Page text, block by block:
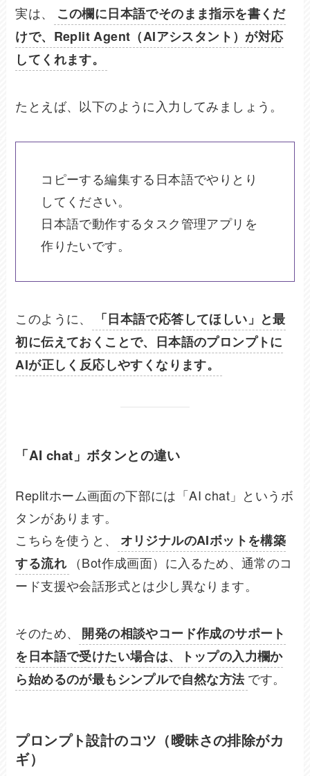
実は、
この欄に日本語でそのまま指示を書くだ
けで、Replit Agent（AIアシスタント）が対応
してくれます。
たとえば、以下のように入力してみましょう。
コピーする編集する日本語でやりとり
してください。
日本語で動作するタスク管理アプリを
作りたいです。
このように、
「日本語で応答してほしい」と最
初に伝えておくことで、日本語のプロンプトに
AIが正しく反応しやすくなります。
「AI chat」ボタンとの違い
Replitホーム画面の下部には「AI chat」というボ
タンがあります。
こちらを使うと、
オリジナルのAIボットを構築
する流れ （Bot作成画面）に入るため、通常のコ
ード支援や会話形式とは少し異なります。
そのため、
開発の相談やコード作成のサポート
を日本語で受けたい場合は、トップの入力欄か
ら始めるのが最もシンプルで自然な方法 です。
プロンプト設計のコツ（曖昧さの排除がカ
ギ）